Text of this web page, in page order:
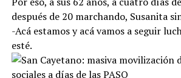
después de 20 marchando, Susanita
-Acá estamos y acá vamos a seguir
esté.